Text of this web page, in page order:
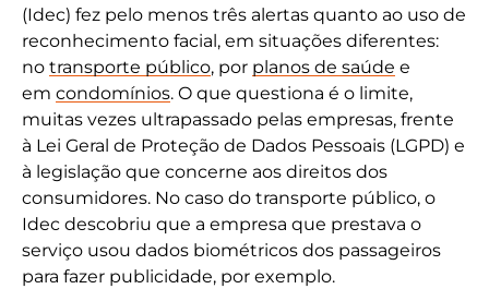
(Idec) fez pelo menos três alertas quanto ao uso de
reconhecimento facial, em situações diferentes:
no transporte público, por planos de saúde e
em condomínios. O que questiona é o limite,
muitas vezes ultrapassado pelas empresas, frente
à Lei Geral de Proteção de Dados Pessoais (LGPD) e
à legislação que concerne aos direitos dos
consumidores. No caso do transporte público, o
Idec descobriu que a empresa que prestava o
serviço usou dados biométricos dos passageiros
para fazer publicidade, por exemplo.